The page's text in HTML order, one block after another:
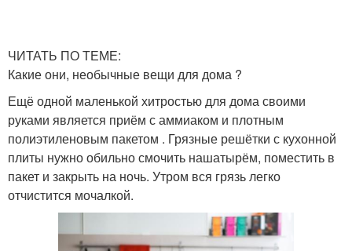
ЧИТАТЬ ПО ТЕМЕ:
Какие они, необычные вещи для дома ?
Ещё одной маленькой хитростью для дома своими
руками является приём с аммиаком и плотным
полиэтиленовым пакетом . Грязные решётки с кухонной
плиты нужно обильно смочить нашатырём, поместить в
пакет и закрыть на ночь. Утром вся грязь легко
отчистится мочалкой.